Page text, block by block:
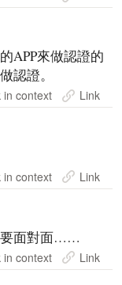
APP來做認證的
認證。
in context Link
in context Link
要面對面……
in context Link